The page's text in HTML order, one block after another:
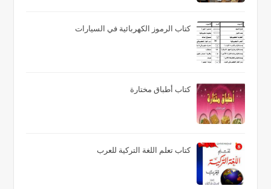
كتاب الرموز الكهربائية في السيارات
كتاب أطباق مختارة
كتاب تعلم اللغة التركية للعرب